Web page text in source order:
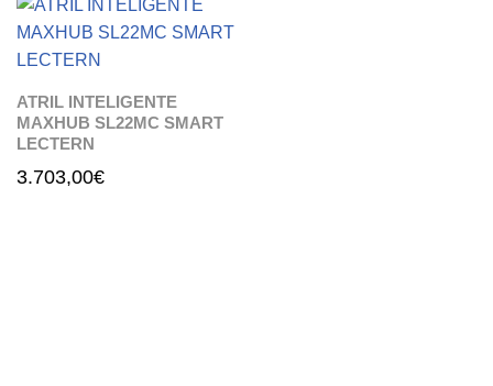
ATRIL INTELIGENTE
MAXHUB SL22MC SMART
LECTERN
3.703,00€